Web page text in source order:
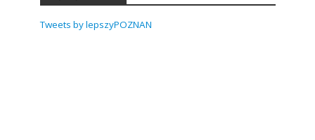
Tweets by lepszyPOZNAN